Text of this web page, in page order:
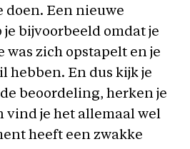
doen. Een nieuwe
bijvoorbeeld omdat je
was zich opstapelt en je
hebben. En dus kijk je
beoordeling, herken je
vind je het allemaal wel
heeft een zwakke